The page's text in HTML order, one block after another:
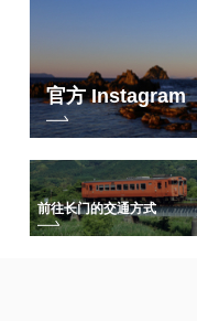
这是一条带午餐的旅游路
日期 ⇒ 4 月 3 日（星期
用橡子和贝壳
官方 Instagram
前往长门的交通方式